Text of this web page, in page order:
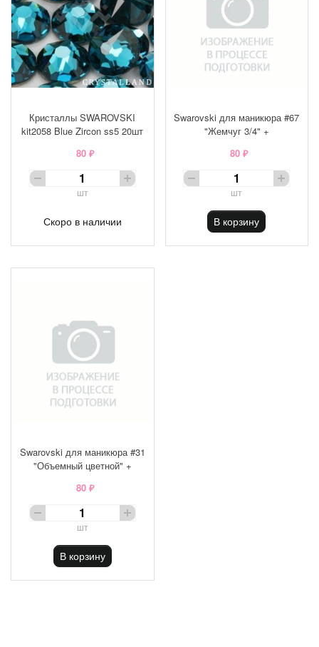
Кристаллы SWAROVSKI
kit2058 Blue Zircon ss5 20шт
80 ₽
шт
Скоро в наличии
Swarovski для маникюра #67
"Жемчуг 3/4" +
80 ₽
шт
В корзину
Swarovski для маникюра #31
"Объемный цветной" +
80 ₽
шт
В корзину